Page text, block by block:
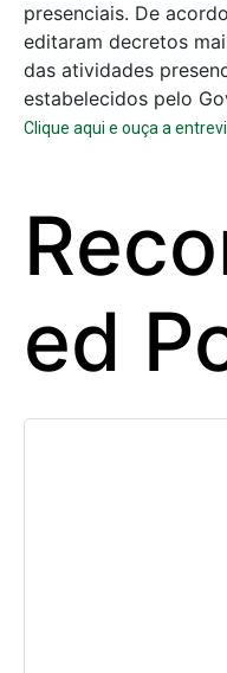
presenciais. De
editaram decretos
das atividades
estabelecidos pelo
Clique aqui e ouça a
ed